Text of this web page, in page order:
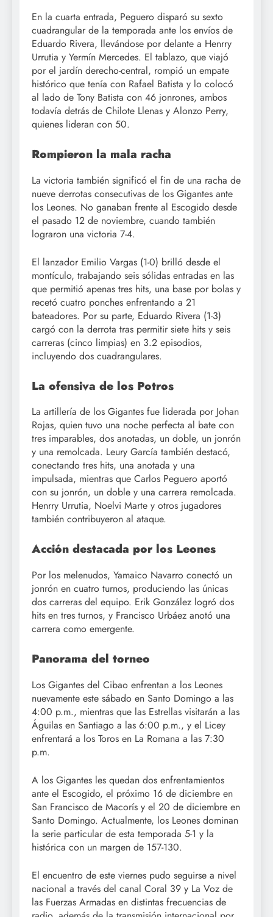
En la cuarta entrada, Peguero disparó su sexto
cuadrangular de la temporada ante los envíos de
Eduardo Rivera, llevándose por delante a Henrry
Urrutia y Yermín Mercedes. El tablazo, que viajó
por el jardín derecho-central, rompió un empate
histórico que tenía con Rafael Batista y lo colocó
al lado de Tony Batista con 46 jonrones, ambos
todavía detrás de Chilote Llenas y Alonzo Perry,
quienes lideran con 50.
Rompieron la mala racha
La victoria también significó el fin de una racha de
nueve derrotas consecutivas de los Gigantes ante
los Leones. No ganaban frente al Escogido desde
el pasado 12 de noviembre, cuando también
lograron una victoria 7-4.
El lanzador Emilio Vargas (1-0) brilló desde el
montículo, trabajando seis sólidas entradas en las
que permitió apenas tres hits, una base por bolas y
recetó cuatro ponches enfrentando a 21
bateadores. Por su parte, Eduardo Rivera (1-3)
cargó con la derrota tras permitir siete hits y seis
carreras (cinco limpias) en 3.2 episodios,
incluyendo dos cuadrangulares.
La ofensiva de los Potros
La artillería de los Gigantes fue liderada por Johan
Rojas, quien tuvo una noche perfecta al bate con
tres imparables, dos anotadas, un doble, un jonrón
y una remolcada. Leury García también destacó,
conectando tres hits, una anotada y una
impulsada, mientras que Carlos Peguero aportó
con su jonrón, un doble y una carrera remolcada.
Henrry Urrutia, Noelvi Marte y otros jugadores
también contribuyeron al ataque.
Acción destacada por los Leones
Por los melenudos, Yamaico Navarro conectó un
jonrón en cuatro turnos, produciendo las únicas
dos carreras del equipo. Erik González logró dos
hits en tres turnos, y Francisco Urbáez anotó una
carrera como emergente.
Panorama del torneo
Los Gigantes del Cibao enfrentan a los Leones
nuevamente este sábado en Santo Domingo a las
4:00 p.m., mientras que las Estrellas visitarán a las
Águilas en Santiago a las 6:00 p.m., y el Licey
enfrentará a los Toros en La Romana a las 7:30
p.m.
A los Gigantes les quedan dos enfrentamientos
ante el Escogido, el próximo 16 de diciembre en
San Francisco de Macorís y el 20 de diciembre en
Santo Domingo. Actualmente, los Leones dominan
la serie particular de esta temporada 5-1 y la
histórica con un margen de 157-130.
El encuentro de este viernes pudo seguirse a nivel
nacional a través del canal Coral 39 y La Voz de
las Fuerzas Armadas en distintas frecuencias de